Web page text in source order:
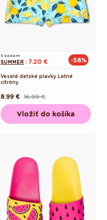
S kódom
SUMMER : 7.20 € -58%
Veselé detské plavky Letné
citróny
Pôvodná
cena
16.99 €
Akciová
cena
8.99 €
Vložiť do košíka